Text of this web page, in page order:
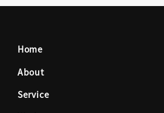
Home
About
Service